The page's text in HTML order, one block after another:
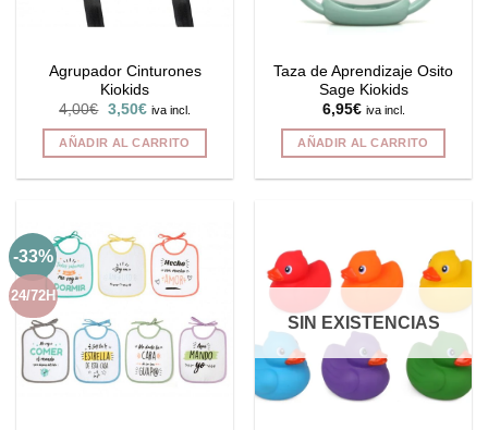
Agrupador Cinturones
Kiokids
4,00€ El
original
era:
3,50€El
actual
es:
iva incl.
AÑADIR AL CARRITO
Taza de Aprendizaje Osito
Sage Kiokids
6,95€ iva incl.
AÑADIR AL CARRITO
-33%
24/72H
SIN EXISTENCIAS